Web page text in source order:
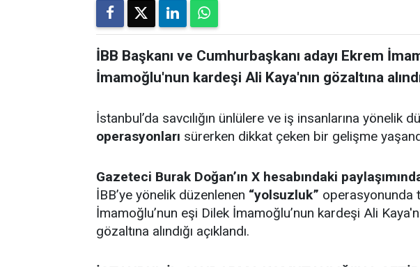
İBB Başkanı ve Cumhurbaşkanı adayı Ekrem
İmamoğlu'nun kardeşi Ali Kaya'nın gözaltına
İstanbul’da savcılığın ünlülere ve iş insanlarına yönelik
operasyonları sürerken dikkat çeken bir gelişme
Gazeteci Burak Doğan’ın X hesabındaki
İBB’ye yönelik düzenlenen “yolsuzluk” operasyonunda
İmamoğlu’nun eşi Dilek İmamoğlu’nun kardeşi Ali
gözaltına alındığı açıklandı.